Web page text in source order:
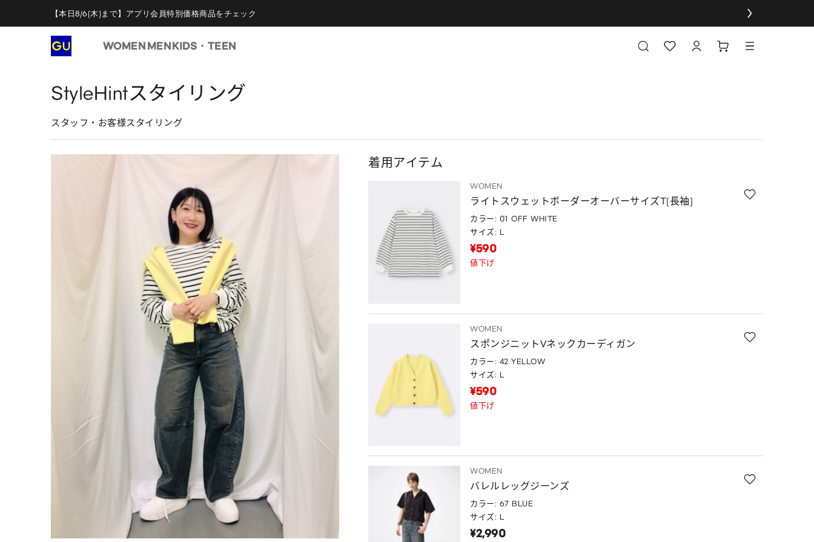
【本日8/6(木)まで】アプリ会員特別価格商品をチェック
WOMEN MENKIDS・TEEN
StyleHintスタイリング
スタッフ・お客様スタイリング
着用アイテム
WOMEN
ライトスウェットボーダーオーバーサイズT(長袖)
カラー: 01 OFF WHITE
サイズ: L
¥590
値下げ
WOMEN
スポンジニットVネックカーディガン
カラー: 42 YELLOW
サイズ: L
¥590
値下げ
WOMEN
バレルレッグジーンズ
カラー: 67 BLUE
サイズ: L
¥2,990